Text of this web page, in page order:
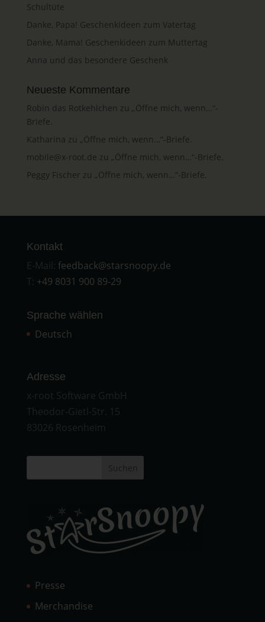
Schultüte
Danke, Papa! Geschenkideen zum Vatertag
Danke, Mama! Geschenkideen zum Muttertag
Anna und das besondere Geschenk
Neueste Kommentare
Robin das Rotkehlchen zu „Öffne mich, wenn…“-
Briefe.
Katharina zu „Öffne mich, wenn…“-Briefe.
mobile@x-root.de zu „Öffne mich, wenn…“-Briefe.
Peggy Fischer zu „Öffne mich, wenn…“-Briefe.
Kontakt
E-Mail: feedback@starsnoopy.de
T: +49 8031 900 89-29
Sprache wählen
Deutsch
Adresse
x-root Software GmbH
Theodor-Gietl-Str. 15
83026 Rosenheim
Suchen
Presse
Merchandise